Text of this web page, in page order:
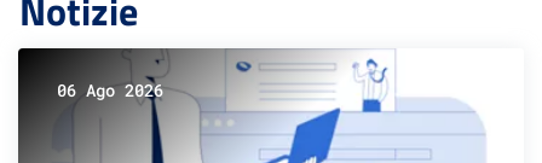
06 Ago 2026